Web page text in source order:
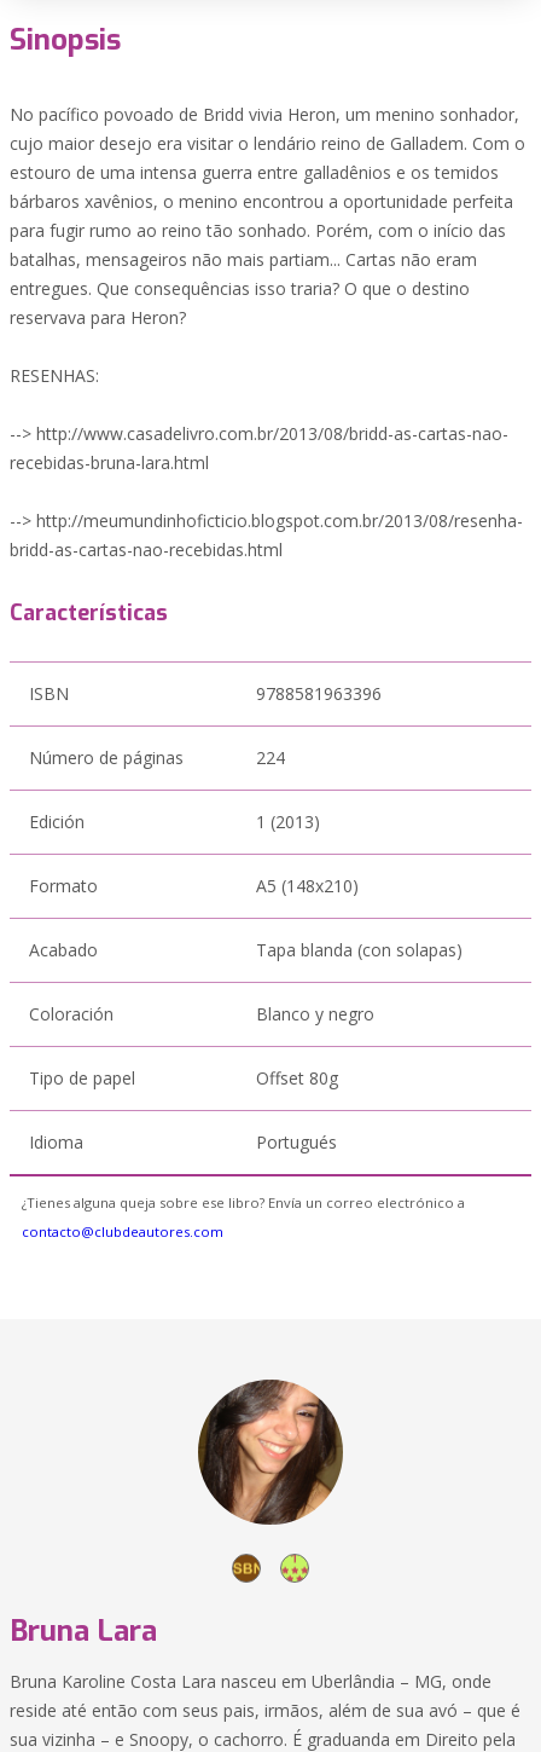
Sinopsis
No pacífico povoado de Bridd vivia Heron, um menino sonhador,
cujo maior desejo era visitar o lendário reino de Galladem. Com o
estouro de uma intensa guerra entre galladênios e os temidos
bárbaros xavênios, o menino encontrou a oportunidade perfeita
para fugir rumo ao reino tão sonhado. Porém, com o início das
batalhas, mensageiros não mais partiam... Cartas não eram
entregues. Que consequências isso traria? O que o destino
reservava para Heron?
RESENHAS:
--> http://www.casadelivro.com.br/2013/08/bridd-as-cartas-nao-
recebidas-bruna-lara.html
--> http://meumundinhoficticio.blogspot.com.br/2013/08/resenha-
bridd-as-cartas-nao-recebidas.html
Características
ISBN 9788581963396
Número de páginas 224
Edición 1 (2013)
Formato A5 (148x210)
Acabado Tapa blanda (con solapas)
Coloración Blanco y negro
Tipo de papel Offset 80g
Idioma Portugués
¿Tienes alguna queja sobre ese libro? Envía un correo electrónico a
contacto@clubdeautores.com
Bruna Lara
Bruna Karoline Costa Lara nasceu em Uberlândia – MG, onde
reside até então com seus pais, irmãos, além de sua avó – que é
sua vizinha – e Snoopy, o cachorro. É graduanda em Direito pela